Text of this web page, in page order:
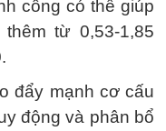
công có thể giúp
từ 0,53-1,85
đẩy mạnh cơ cấu
động và phân bổ